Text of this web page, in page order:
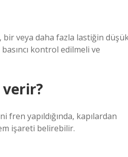
veya daha fazla lastiğin
kontrol edilmeli ve
fren yapıldığında, kapılardan
işareti belirebilir.